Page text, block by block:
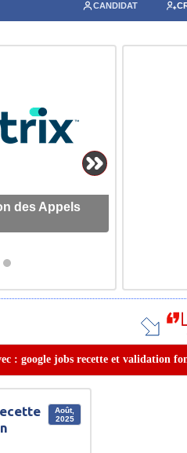
CANDIDAT
des Appels
: google jobs recette et validation
Août,
2025